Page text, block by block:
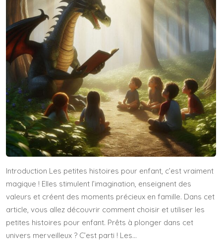
Introduction Les petites histoires pour enfant, c’est vraiment
magique ! Elles stimulent l’imagination, enseignent des
valeurs et créent des moments précieux en famille. Dans cet
article, vous allez découvrir comment choisir et utiliser les
petites histoires pour enfant. Prêts à plonger dans cet
univers merveilleux ? C’est parti ! Les…